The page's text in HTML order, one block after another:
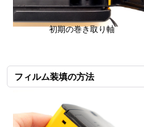
初期の巻き取り軸
フィルム装填の方法